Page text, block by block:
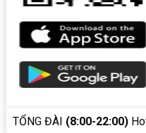
TỔNG ĐÀI (8:00-22:00)